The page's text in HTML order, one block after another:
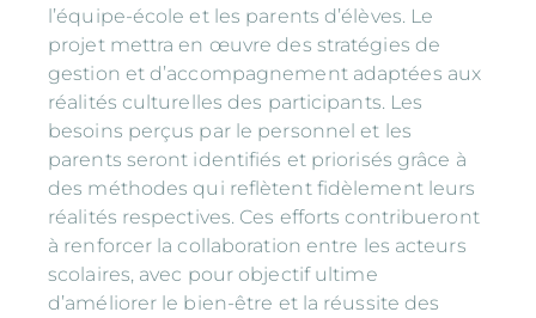
l’équipe-école et les parents d’élèves. Le
projet mettra en œuvre des stratégies de
gestion et d’accompagnement adaptées aux
réalités culturelles des participants. Les
besoins perçus par le personnel et les
parents seront identifiés et priorisés grâce à
des méthodes qui reflètent fidèlement leurs
réalités respectives. Ces efforts contribueront
à renforcer la collaboration entre les acteurs
scolaires, avec pour objectif ultime
d’améliorer le bien-être et la réussite des